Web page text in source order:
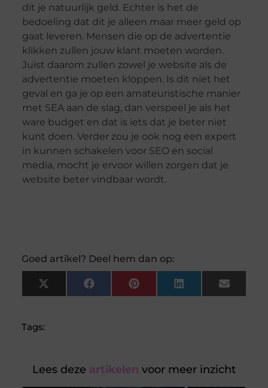
dit je natuurlijk geld. Echter is het de
bedoeling dat dit je alleen maar meer geld op
gaat leveren. Mensen die op de advertentie
klikken zullen jouw klant moeten worden.
Juist daarom zullen zowel je website als de
advertentie moeten kloppen. Is dit niet het
geval en ga je op een amateuristische manier
met SEA aan de slag, dan verspeel je als het
ware budget en dat is iets dat je beter niet
kunt doen. Verder zou je ook nog een expert
in kunnen schakelen voor SEO en social
media, mocht je ervoor willen zorgen dat je
website beter vindbaar wordt.
Goed artikel? Deel hem dan op:
X
(Twitter)
FacebookPinterest LinkedIn Email
Tags:
Lees deze artikelen voor meer inzicht